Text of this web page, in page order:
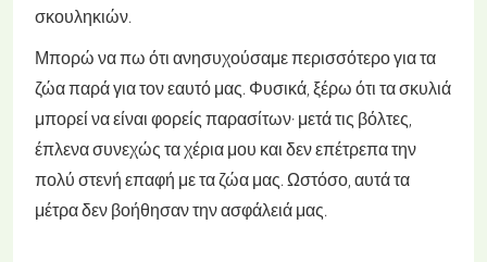
σκουληκιών.
Μπορώ να πω ότι ανησυχούσαμε περισσότερο για τα
ζώα παρά για τον εαυτό μας. Φυσικά, ξέρω ότι τα σκυλιά
μπορεί να είναι φορείς παρασίτων· μετά τις βόλτες,
έπλενα συνεχώς τα χέρια μου και δεν επέτρεπα την
πολύ στενή επαφή με τα ζώα μας. Ωστόσο, αυτά τα
μέτρα δεν βοήθησαν την ασφάλειά μας.